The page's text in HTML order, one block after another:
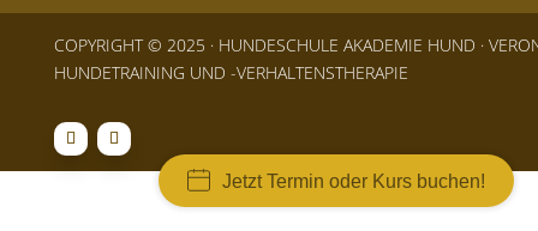
Jetzt Termin oder Kurs buchen!
COPYRIGHT © 2025 · HUNDESCHULE AKADEMIE HUND ·
HUNDETRAINING UND -VERHALTENSTHERAPIE